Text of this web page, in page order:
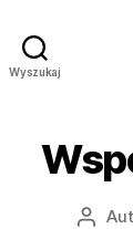
Wyszukaj
Autor